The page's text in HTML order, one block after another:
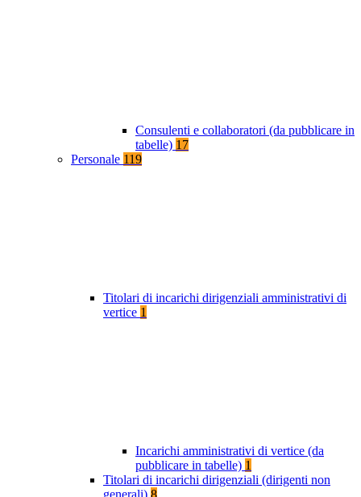
Consulenti e collaboratori (da pubblicare in
tabelle) 17
Personale 119
Titolari di incarichi dirigenziali amministrativi di
vertice 1
Incarichi amministrativi di vertice (da
pubblicare in tabelle) 1
Titolari di incarichi dirigenziali (dirigenti non